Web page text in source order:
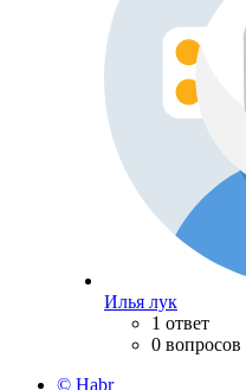
Илья лук
1 ответ
0 вопросов
© Habr